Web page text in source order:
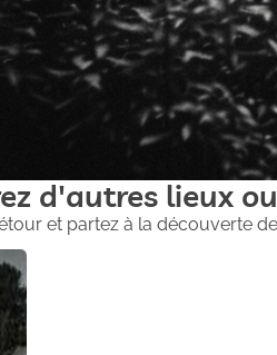
d'autres lieux
et partez à la découverte